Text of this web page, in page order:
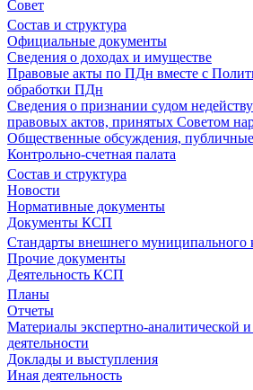
Совет
Состав и структура
Официальные документы
Сведения о доходах и имуществе
Правовые акты по ПДн вместе с
обработки ПДн
Сведения о признании судом
правовых актов, принятых Советом
Общественные обсуждения,
Контрольно-счетная палата
Состав и структура
Новости
Нормативные документы
Документы КСП
Стандарты внешнего муниципального
Прочие документы
Деятельность КСП
Планы
Отчеты
Материалы экспертно-аналитической
деятельности
Доклады и выступления
Иная деятельность